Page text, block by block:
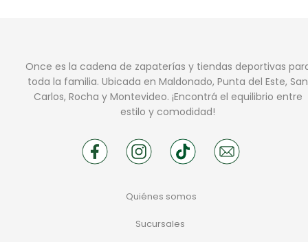
Once es la cadena de zapaterías y tiendas deportivas
toda la familia. Ubicada en Maldonado, Punta del Este, San
Carlos, Rocha y Montevideo. ¡Encontrá el equilibrio entre
estilo y comodidad!
Quiénes somos
Sucursales